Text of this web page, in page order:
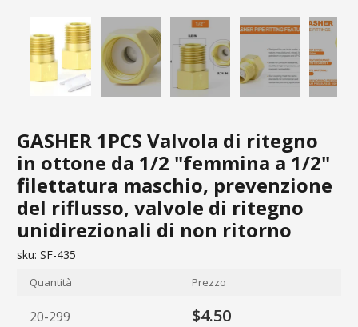
GASHER 1PCS Valvola di ritegno
in ottone da 1/2 "femmina a 1/2"
filettatura maschio, prevenzione
del riflusso, valvole di ritegno
unidirezionali di non ritorno
sku: SF-435
Quantità Prezzo
20-299 $4.50